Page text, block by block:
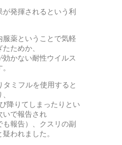
が発揮されるという利
服薬ということで気軽
ためか、
かない耐性ウイルス
タミフルを使用すると
降りてしまったりとい
いで報告され
も報告）、クスリの副
われました。